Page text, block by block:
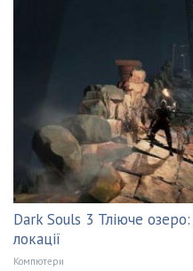
Dark Souls 3 Тліюче
локації
Компютери